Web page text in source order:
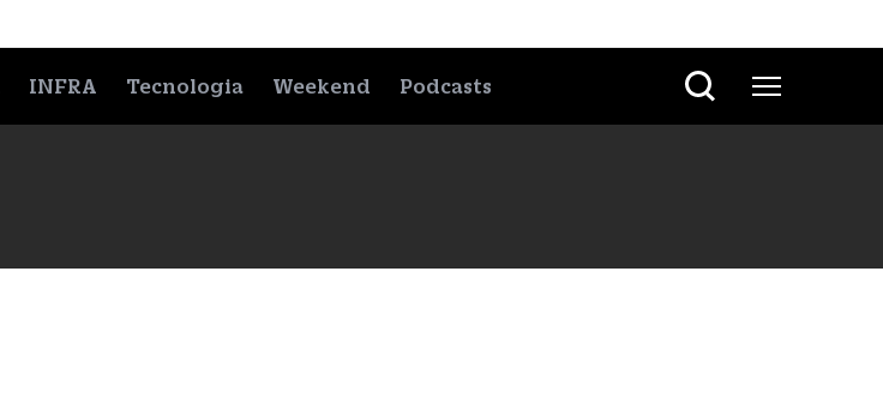
INFRA Tecnologia Weekend Podcasts